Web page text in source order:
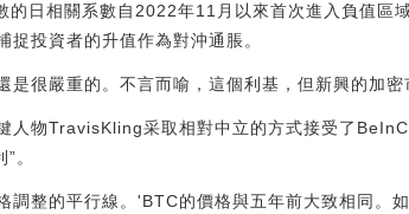
日相關系數自2022年11月以來首次進入負值區
捉投資者的升值作為對沖通脹。
是很嚴重的。不言而喻，這個利基，但新興的加
人物TravisKling采取相對中立的方式接受了
。
調整的平行線。'BTC的價格與五年前大致相同。